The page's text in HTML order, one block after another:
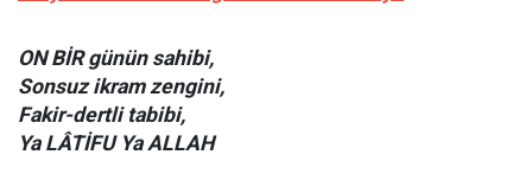
ON BİR günün sahibi,
Sonsuz ikram zengini,
Fakir-dertli tabibi,
Ya LÂTİFU Ya ALLAH